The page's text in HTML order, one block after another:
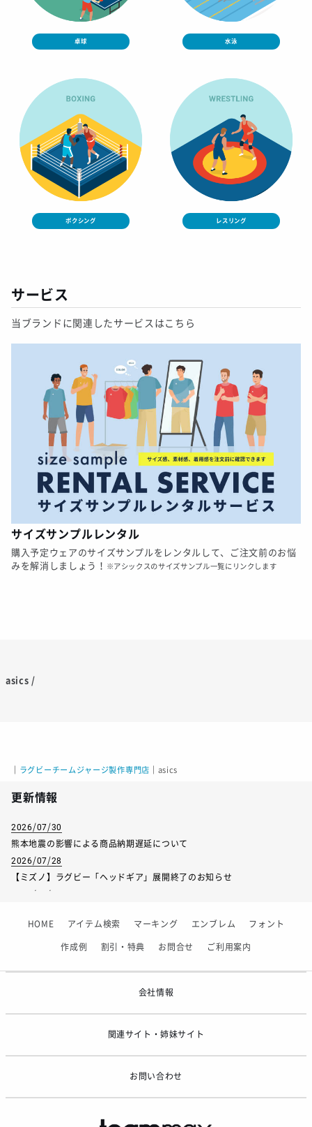
卓球 水泳
ボクシング レスリング
サービス
当ブランドに関連したサービスはこちら
サイズサンプルレンタル
購入予定ウェアのサイズサンプルをレンタルして、ご注文前のお悩
みを解消しましょう！ ※アシックスのサイズサンプル一覧にリンクします
asics /
ラグビーチームジャージ製作専門店 asics
更新情報
2026/07/30
熊本地震の影響による商品納期遅延について
2026/07/28
【ミズノ】ラグビー「ヘッドギア」展開終了のお知らせ
2026/07/01
2026/06/09
【アシックス】一部商品「生地の在庫限り」廃盤のお知らせ
HOME アイテム検索 マーキング エンブレム フォント
作成例 割引・特典 お問合せ ご利用案内
会社情報
関連サイト・姉妹サイト
お問い合わせ